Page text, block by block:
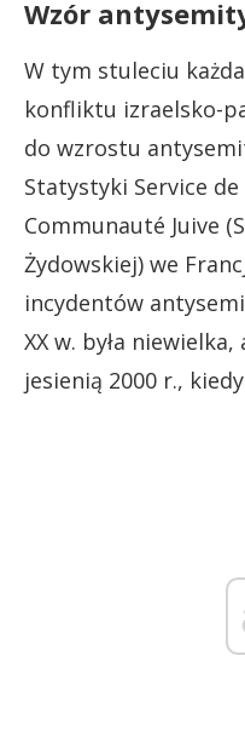
Wzór
W tym stuleciu
konfliktu izraelsko-
do wzrostu
Statystyki Service
Communauté Juive
Żydowskiej) we
incydentów
XX w. była
jesienią 2000 r.,